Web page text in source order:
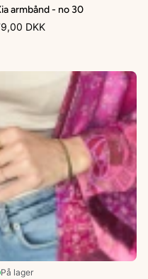
armbånd - no 30
DKK
På lager